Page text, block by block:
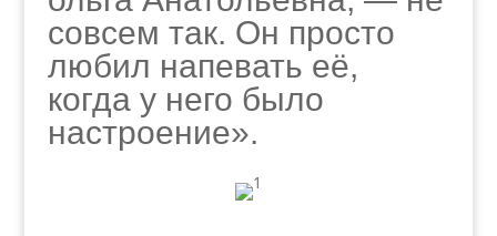
совсем так. Он просто
любил напевать её,
когда у него было
настроение».